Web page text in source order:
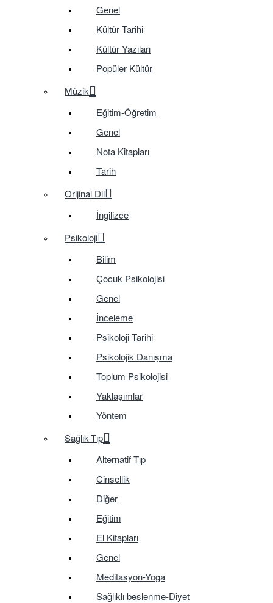
Genel
Kültür Tarihi
Kültür Yazıları
Popüler Kültür
Müzik
Eğitim-Öğretim
Genel
Nota Kitapları
Tarih
Orijinal Dil
İngilizce
Psikoloji
Bilim
Çocuk Psikolojisi
Genel
İnceleme
Psikoloji Tarihi
Psikolojik Danışma
Toplum Psikolojisi
Yaklaşımlar
Yöntem
Sağlık-Tıp
Alternatif Tıp
Cinsellik
Diğer
Eğitim
El Kitapları
Genel
Meditasyon-Yoga
Sağlıklı beslenme-Diyet